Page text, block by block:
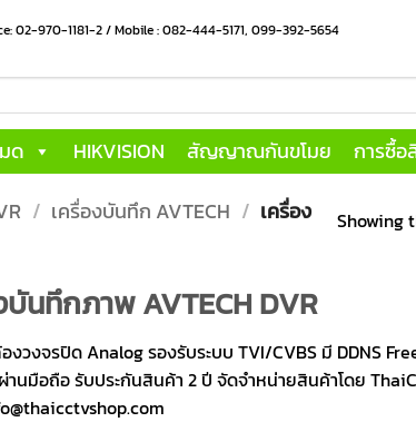
02-970-1181-2 / Mobile : 082-444-5171, 099-392-5654
ด HIKVISION สัญญาณกันขโมย การซื้อ
/ เครื่องบันทึก AVTECH / เครื่อง
Showing
บันทึกภาพ AVTECH DVR
งวงจรปิด Analog รองรับระบบ TVI/CVBS มี DDNS
านมือถือ รับประกันสินค้า 2 ปี จัดจำหน่ายสินค้าโดย